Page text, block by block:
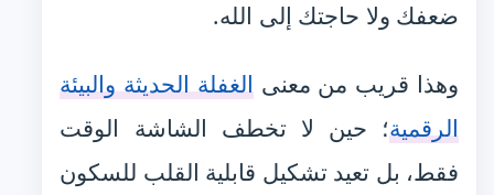
ضعفك ولا حاجتك إلى الله.
وهذا قريب من معنىالغفلة الحديثة والبيئة
الرقمية؛ حين لا تخطف الشاشة الوقت
فقط، بل تعيد تشكيل قابلية القلب للسكون